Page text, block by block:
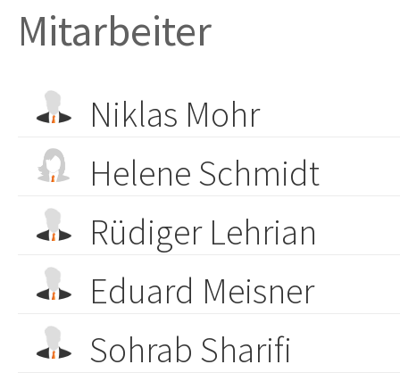
Mitarbeiter
Niklas Mohr
Helene Schmidt
Rüdiger Lehrian
Eduard Meisner
Sohrab Sharifi